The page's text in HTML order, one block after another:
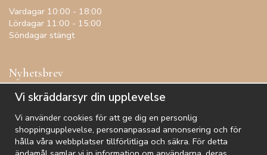
Vardagar 10:00 - 18:00
Lördagar 11:00 - 15:00
Söndagar stängt
Nyhetsbrev
Få inspiration, förtur till kampanjer, specialerbjudanden och
De uppgifter du matar in kommer endast användas till våra nyhetsbrev.
Vi skräddarsyr din upplevelse
Vi använder cookies för att ge dig en personlig
shoppingupplevelse, personanpassad annonsering och för
hålla våra webbplatser tillförlitliga och säkra. För detta